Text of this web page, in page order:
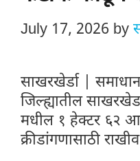
July 17, 2026 by
साखरखेर्डा |
जिल्ह्यातील
मधील १ हेक्टर ६२
क्रीडांगणासाठी राखीव